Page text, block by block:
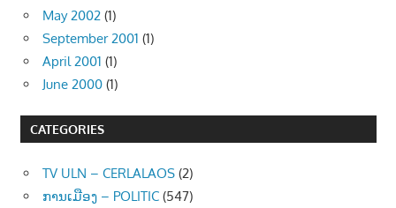
May 2002 (1)
September 2001 (1)
April 2001 (1)
June 2000 (1)
CATEGORIES
TV ULN – CERLALAOS (2)
ການເມືອງ – POLITIC (547)